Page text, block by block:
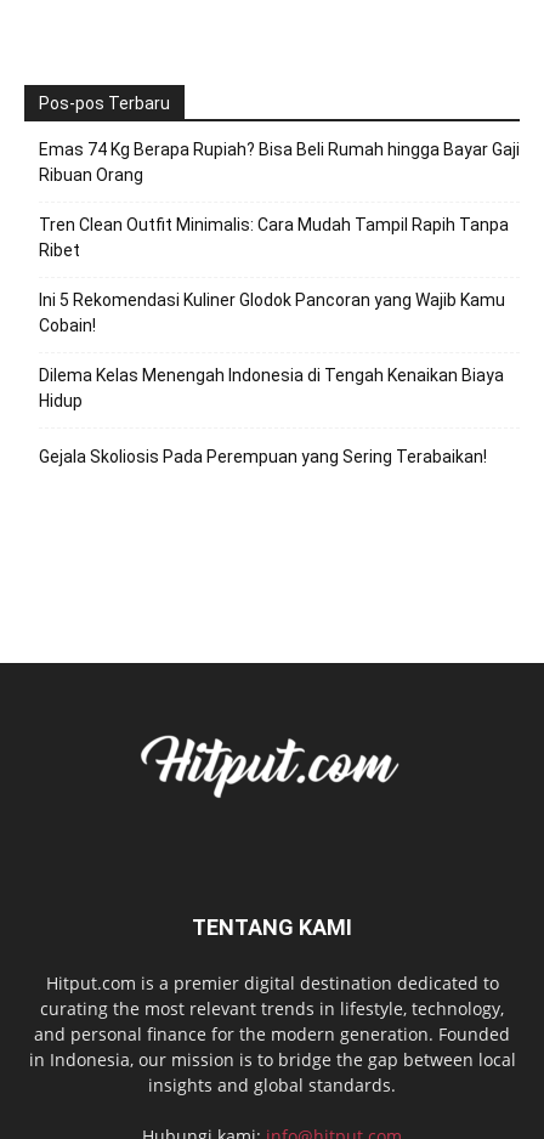
Pos-pos Terbaru
Emas 74 Kg Berapa Rupiah? Bisa Beli Rumah hingga Bayar Gaji
Ribuan Orang
Tren Clean Outfit Minimalis: Cara Mudah Tampil Rapih Tanpa
Ribet
Ini 5 Rekomendasi Kuliner Glodok Pancoran yang Wajib Kamu
Cobain!
Dilema Kelas Menengah Indonesia di Tengah Kenaikan Biaya
Hidup
Gejala Skoliosis Pada Perempuan yang Sering Terabaikan!
TENTANG KAMI
Hitput.com is a premier digital destination dedicated to
curating the most relevant trends in lifestyle, technology,
and personal finance for the modern generation. Founded
in Indonesia, our mission is to bridge the gap between local
insights and global standards.